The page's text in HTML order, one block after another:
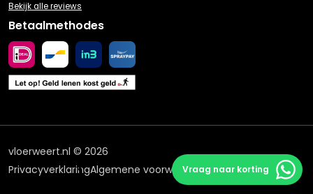
Vraag naar korting
Bekijk alle reviews
Betaalmethodes
vloerweert.nl © 2026
PrivacyverklaringAlgemene voorwaarden